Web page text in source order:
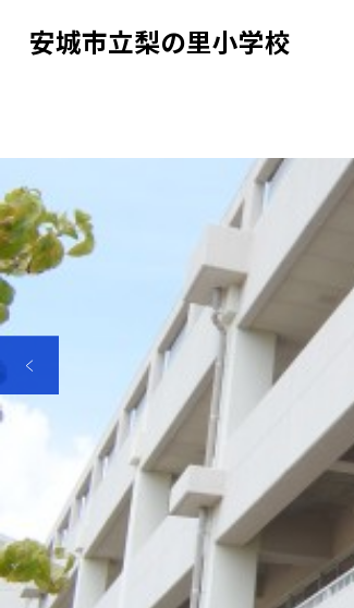
安城市立梨の里小学校